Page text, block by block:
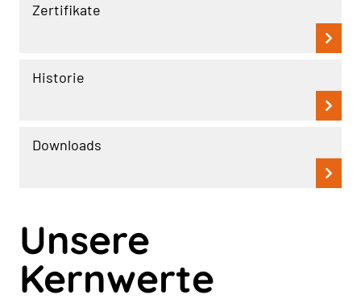
Zertifikate
Historie
Downloads
Unsere
Kernwerte